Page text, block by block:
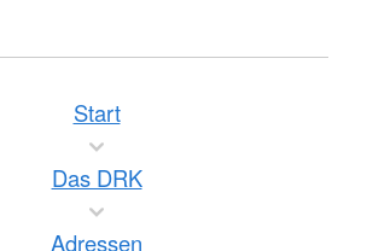
Start
Das DRK
Adressen